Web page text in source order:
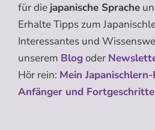
für die japanische Sprache
Erhalte Tipps zum
Interessantes und
unserem Blogoder
Hör rein: Mein
Anfänger und